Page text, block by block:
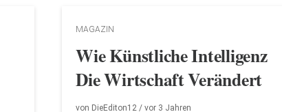
MAGAZIN
Wie Künstliche Intelligenz
Die Wirtschaft Verändert
von DieEditon12 / vor 3 Jahren